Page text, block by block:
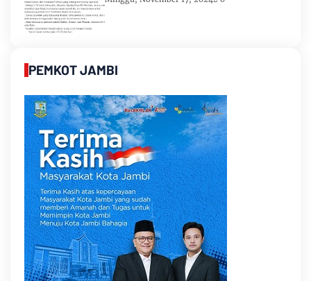
PEMKOT JAMBI